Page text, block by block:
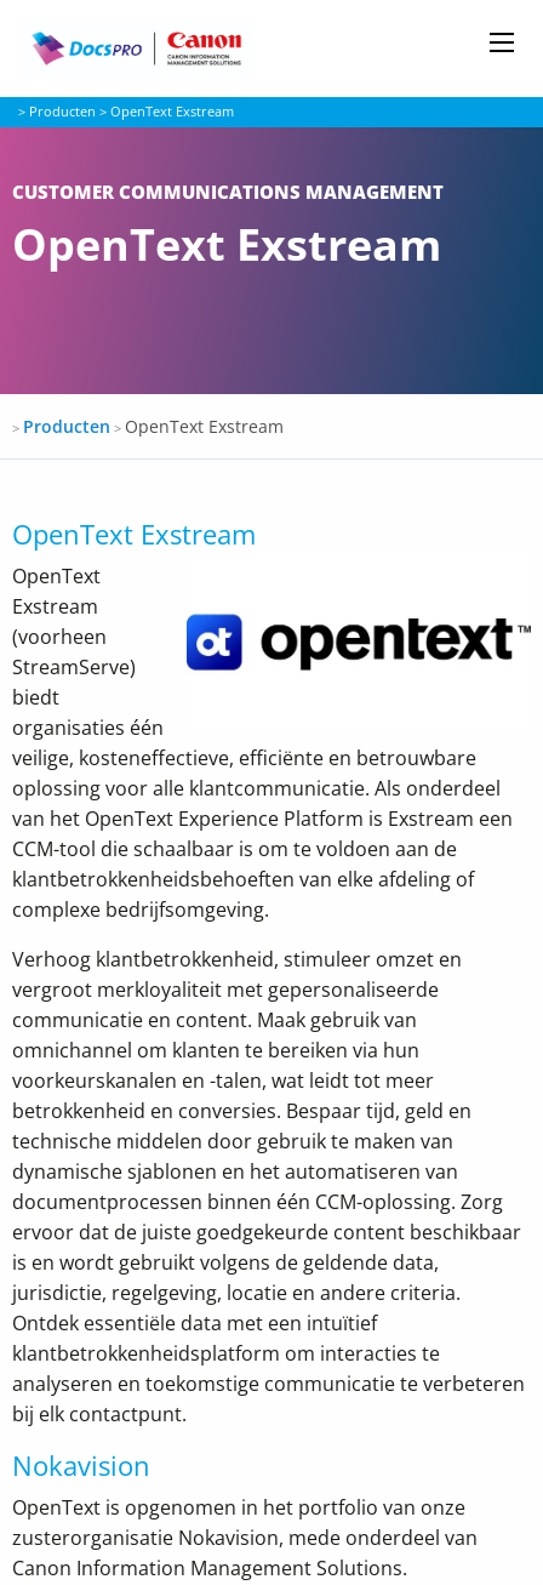
Docspro
> Producten > OpenText Exstream
CUSTOMER COMMUNICATIONS MANAGEMENT
OpenText Exstream
Docspro
> Producten > OpenText Exstream
OpenText Exstream
OpenText
Exstream
(voorheen
StreamServe)
biedt
organisaties één
veilige, kosteneffectieve, efficiënte en betrouwbare
oplossing voor alle klantcommunicatie. Als onderdeel
van het OpenText Experience Platform is Exstream een
CCM-tool die schaalbaar is om te voldoen aan de
klantbetrokkenheidsbehoeften van elke afdeling of
complexe bedrijfsomgeving.
Verhoog klantbetrokkenheid, stimuleer omzet en
vergroot merkloyaliteit met gepersonaliseerde
communicatie en content. Maak gebruik van
omnichannel om klanten te bereiken via hun
voorkeurskanalen en -talen, wat leidt tot meer
betrokkenheid en conversies. Bespaar tijd, geld en
technische middelen door gebruik te maken van
dynamische sjablonen en het automatiseren van
documentprocessen binnen één CCM-oplossing. Zorg
ervoor dat de juiste goedgekeurde content beschikbaar
is en wordt gebruikt volgens de geldende data,
jurisdictie, regelgeving, locatie en andere criteria.
Ontdek essentiële data met een intuïtief
klantbetrokkenheidsplatform om interacties te
analyseren en toekomstige communicatie te verbeteren
bij elk contactpunt.
Nokavision
OpenText is opgenomen in het portfolio van onze
zusterorganisatie Nokavision, mede onderdeel van
Canon Information Management Solutions.